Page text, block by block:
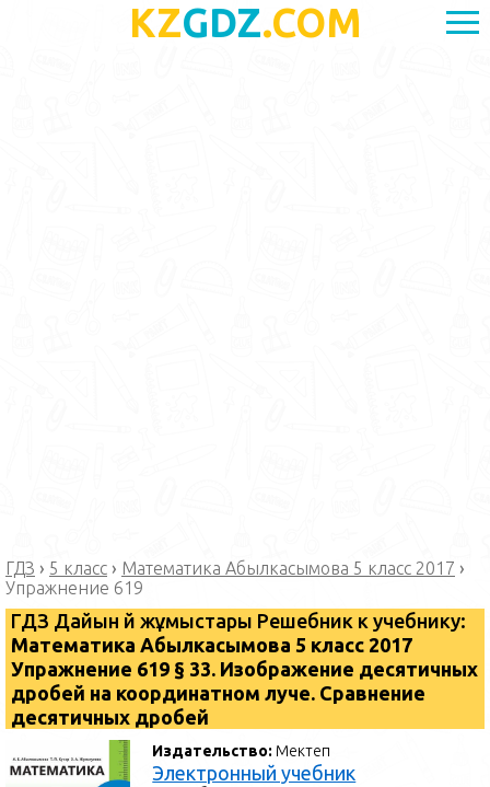
KZGDZ.COM
ГДЗ › 5 класс › Математика Абылкасымова 5 класс 2017 ›
Упражнение 619
ГДЗ Дайын үй жұмыстары Решебник к учебнику:
Математика ⁠Абылкасымова 5 класс 2017
Упражнение 619 § 33. Изображение десятичных
дробей на координатном луче. Сравнение
десятичных дробей
Издательство: Мектеп
Электронный учебник